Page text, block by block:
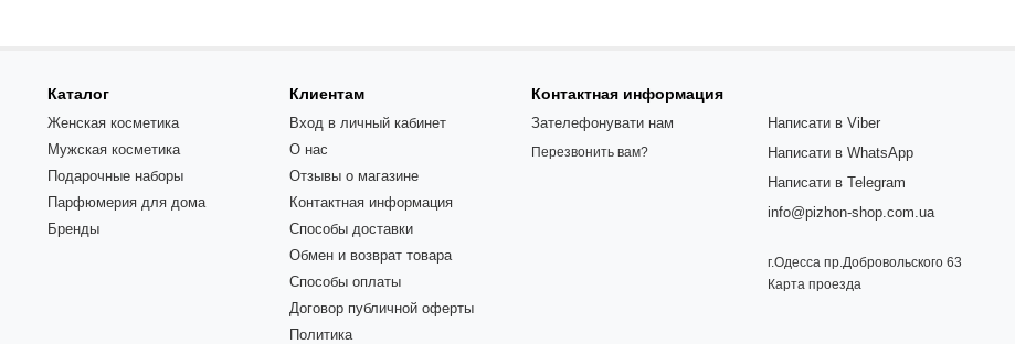
Каталог
Женская косметика
Мужская косметика
Подарочные наборы
Парфюмерия для дома
Бренды
Клиентам
Вход в личный кабинет
О нас
Отзывы о магазине
Контактная информация
Способы доставки
Обмен и возврат товара
Способы оплаты
Договор публичной оферты
Политика
Контактная информация
Зателефонувати нам
Перезвонить вам?
Написати в Viber
Написати в WhatsApp
Написати в Telegram
info@pizhon-shop.com.ua
г.Одесса пр.Добровольского 63
Карта проезда